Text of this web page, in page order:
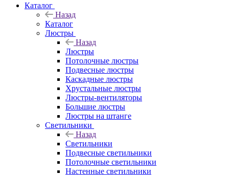
Каталог
Назад
Каталог
Люстры
Назад
Люстры
Потолочные люстры
Подвесные люстры
Каскадные люстры
Хрустальные люстры
Люстры-вентиляторы
Большие люстры
Люстры на штанге
Светильники
Назад
Светильники
Подвесные светильники
Потолочные светильники
Настенные светильники